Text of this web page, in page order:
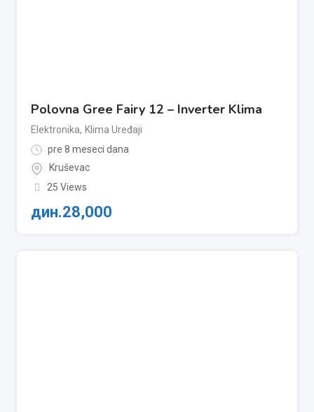
Polovna Gree Fairy 12 – Inverter Klima
Elektronika, Klima Uređaji
pre 8 meseci dana
Kruševac
25 Views
дин.28,000